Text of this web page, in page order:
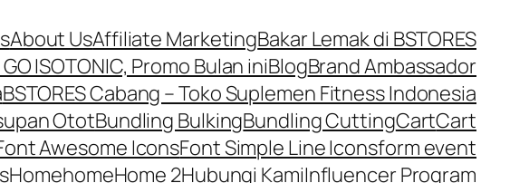
About UsAffiliate MarketingBakar Lemak di BSTORES
ISOTONIC, Promo Bulan iniBlogBrand Ambassador
BSTORES Cabang – Toko Suplemen Fitness Indonesia
OtotBundling BulkingBundling CuttingCartCart
Awesome IconsFont Simple Line Iconsform event
HomehomeHome 2Hubungi KamiInfluencer Program